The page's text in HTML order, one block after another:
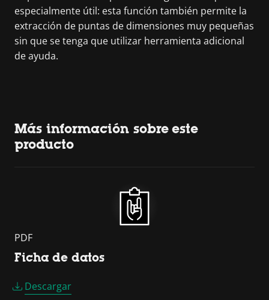
especialmente útil: esta función también permite la
extracción de puntas de dimensiones muy pequeñas
sin que se tenga que utilizar herramienta adicional
de ayuda.
Más información sobre este
producto
PDF
Ficha de datos
Descargar